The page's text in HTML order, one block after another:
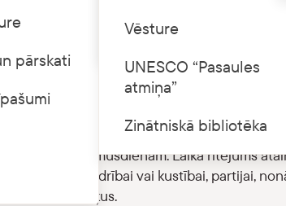
Cenrādis
Vēsture
UNESCO “Pasaules
atmiņa”
Zinātniskā bibliotēka
pārskativēstures muzejā Rīgas pilī
laiku”. Tā ir pirmā no vairākām LNVM
“Straumējot laiku” izvietota 620
saturs, apvienots īpašā dizainā,
laikiem līdz mūsdienām. Laika ritējums
draudzei, biedrībai vai kustībai, partijai,
mērķus.